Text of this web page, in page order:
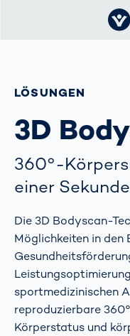
LÖSUNGEN
3D
360°-
einer Sekunde
Die 3D Bodyscan-
Möglichkeiten in den
sportmedizinischen
reproduzierbare
Körperstatus und